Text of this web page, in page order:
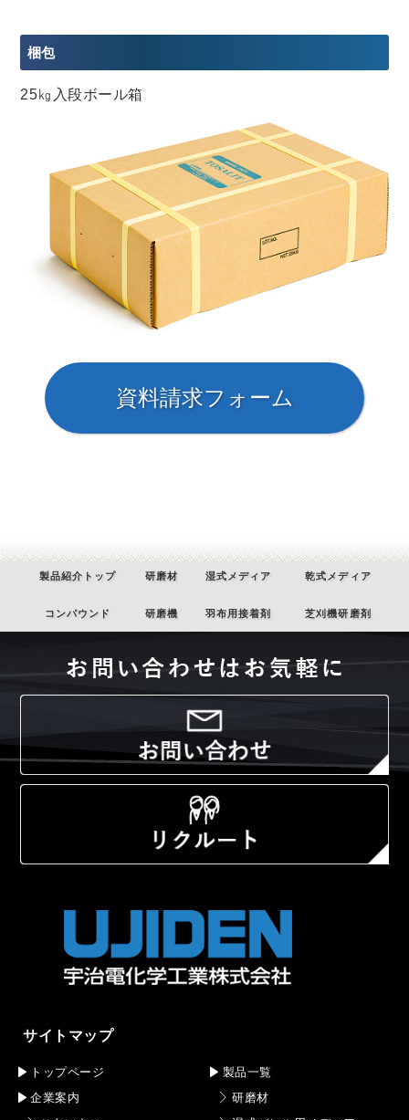
梱包
25㎏入段ボール箱
製品紹介トップ 研磨材 湿式メディア 乾式メディア
コンパウンド 研磨機 羽布用接着剤 芝刈機研磨剤
サイトマップ
トップページ
企業案内
製品一覧
研磨材